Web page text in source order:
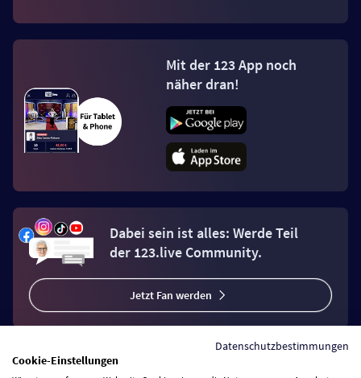
Mit der 123 App noch
näher dran!
Dabei sein ist alles: Werde Teil
der 123.live Community.
Jetzt Fan werden
Datenschutzbestimmungen
Cookie-Einstellungen